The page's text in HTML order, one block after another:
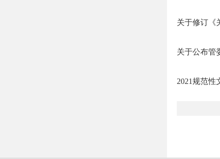
关于修订《
关于公布管
2021规范性